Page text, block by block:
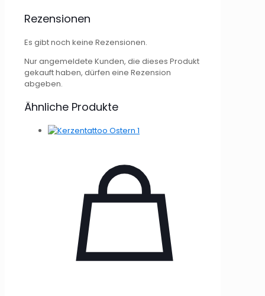
Rezensionen
Es gibt noch keine Rezensionen.
Nur angemeldete Kunden, die dieses Produkt
gekauft haben, dürfen eine Rezension
abgeben.
Ähnliche Produkte